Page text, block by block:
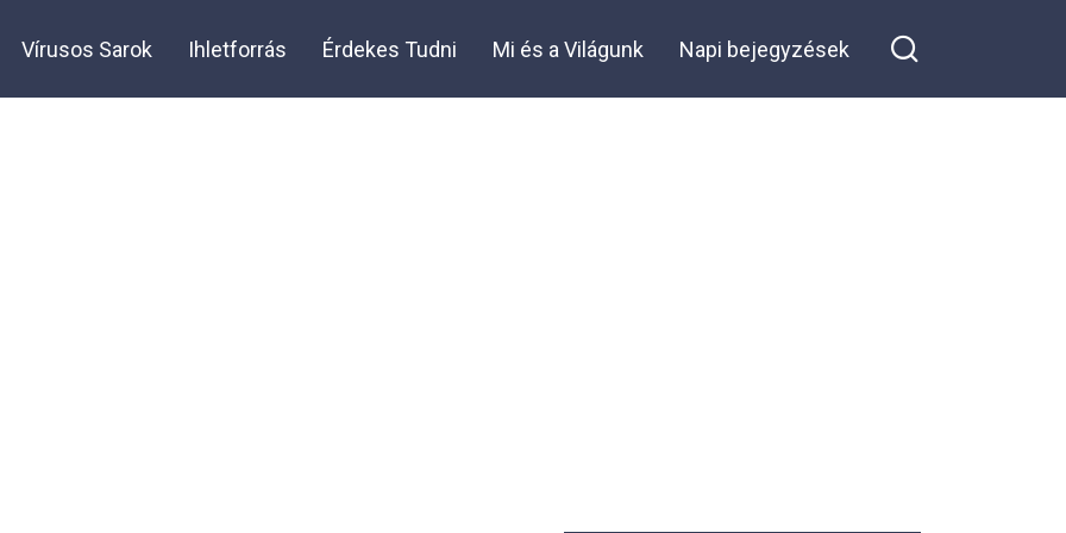
Vírusos Sarok Ihletforrás Érdekes Tudni Mi és a Világunk Napi bejegyzéseka vagyonát… De ami az
történt, mélyen